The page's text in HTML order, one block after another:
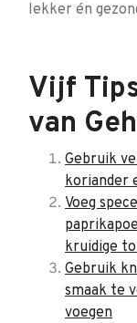
lekker én
Vijf
van
Gebruik
koriander
Voeg
kruidige
Gebruik
smaak te
voegen